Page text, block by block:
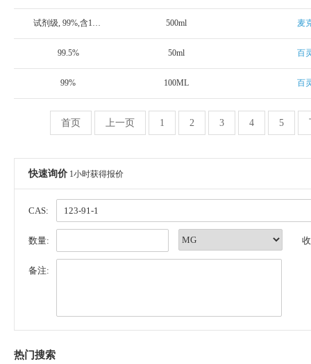
试剂级, 99%,含10ppm BHT稳定剂 500ml 麦
99.5% 50ml 百
99% 100ML 百
首页 上一页 1 2 3 4 5
快速询价 1小时获得报价
CAS:
数量:
备注:
热门搜索